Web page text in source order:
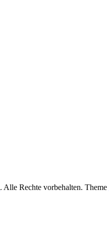
. Alle Rechte vorbehalten. Theme